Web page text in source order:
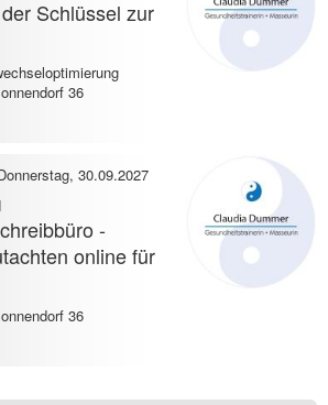
Schlüssel zur
36
30.09.2027
-
online für
36